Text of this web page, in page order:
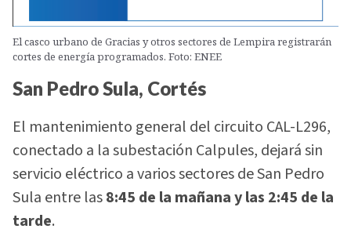
El casco urbano de Gracias y otros sectores de Lempira registrarán
cortes de energía programados. Foto: ENEE
San Pedro Sula, Cortés
El mantenimiento general del circuito CAL-L296,
conectado a la subestación Calpules, dejará sin
servicio eléctrico a varios sectores de San Pedro
Sula entre las8:45 de la mañana y las 2:45 de la
tarde.